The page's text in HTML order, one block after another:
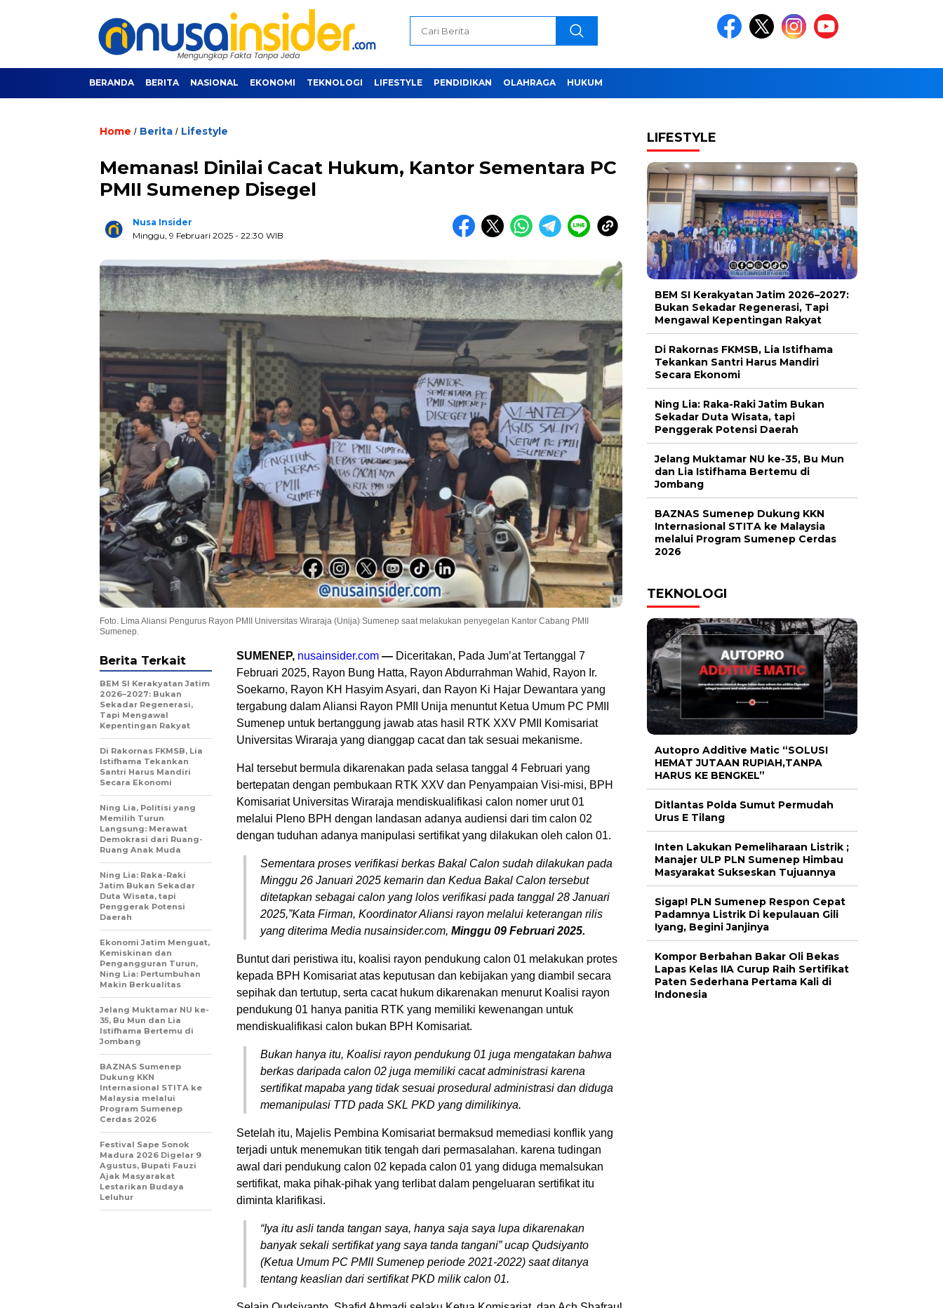
BERANDA BERITA NASIONAL EKONOMI TEKNOLOGI LIFESTYLE PENDIDIKAN OLAHRAGA HUKUM
Home / Berita / Lifestyle
Memanas! Dinilai Cacat Hukum, Kantor Sementara PC
PMII Sumenep Disegel
Nusa Insider
Minggu, 9 Februari 2025 - 22:30 WIB
Foto. Lima Aliansi Pengurus Rayon PMII Universitas Wiraraja (Unija) Sumenep saat melakukan penyegelan Kantor Cabang PMII
Sumenep.
SUMENEP, nusainsider.com — Diceritakan, Pada Jum’at Tertanggal 7
Februari 2025, Rayon Bung Hatta, Rayon Abdurrahman Wahid, Rayon Ir.
Soekarno, Rayon KH Hasyim Asyari, dan Rayon Ki Hajar Dewantara yang
tergabung dalam Aliansi Rayon PMII Unija menuntut Ketua Umum PC PMII
Sumenep untuk bertanggung jawab atas hasil RTK XXV PMII Komisariat
Universitas Wiraraja yang dianggap cacat dan tak sesuai mekanisme.
Hal tersebut bermula dikarenakan pada selasa tanggal 4 Februari yang
bertepatan dengan pembukaan RTK XXV dan Penyampaian Visi-misi, BPH
Komisariat Universitas Wiraraja mendiskualifikasi calon nomer urut 01
melalui Pleno BPH dengan landasan adanya audiensi dari tim calon 02
dengan tuduhan adanya manipulasi sertifikat yang dilakukan oleh calon 01.
Sementara proses verifikasi berkas Bakal Calon sudah dilakukan pada
Minggu 26 Januari 2025 kemarin dan Kedua Bakal Calon tersebut
ditetapkan sebagai calon yang lolos verifikasi pada tanggal 28 Januari
2025,”Kata Firman, Koordinator Aliansi rayon melalui keterangan rilis
yang diterima Media nusainsider.com, Minggu 09 Februari 2025.
Buntut dari peristiwa itu, koalisi rayon pendukung calon 01 melakukan protes
kepada BPH Komisariat atas keputusan dan kebijakan yang diambil secara
sepihak dan tertutup, serta cacat hukum dikarenakan menurut Koalisi rayon
pendukung 01 hanya panitia RTK yang memiliki kewenangan untuk
mendiskualifikasi calon bukan BPH Komisariat.
Bukan hanya itu, Koalisi rayon pendukung 01 juga mengatakan bahwa
berkas daripada calon 02 juga memiliki cacat administrasi karena
sertifikat mapaba yang tidak sesuai prosedural administrasi dan diduga
memanipulasi TTD pada SKL PKD yang dimilikinya.
Setelah itu, Majelis Pembina Komisariat bermaksud memediasi konflik yang
terjadi untuk menemukan titik tengah dari permasalahan. karena tudingan
awal dari pendukung calon 02 kepada calon 01 yang diduga memalsukan
sertifikat, maka pihak-pihak yang terlibat dalam pengeluaran sertifikat itu
diminta klarifikasi.
“Iya itu asli tanda tangan saya, hanya saja saya lupa dikarenakan
banyak sekali sertifikat yang saya tanda tangani” ucap Qudsiyanto
(Ketua Umum PC PMII Sumenep periode 2021-2022) saat ditanya
tentang keaslian dari sertifikat PKD milik calon 01.
Berita Terkait
BEM SI Kerakyatan Jatim
2026–2027: Bukan
Sekadar Regenerasi,
Tapi Mengawal
Kepentingan Rakyat
Di Rakornas FKMSB, Lia
Istifhama Tekankan
Santri Harus Mandiri
Secara Ekonomi
Ning Lia, Politisi yang
Memilih Turun
Langsung: Merawat
Demokrasi dari Ruang-
Ruang Anak Muda
Ning Lia: Raka-Raki
Jatim Bukan Sekadar
Duta Wisata, tapi
Penggerak Potensi
Daerah
Ekonomi Jatim Menguat,
Kemiskinan dan
Pengangguran Turun,
Ning Lia: Pertumbuhan
Makin Berkualitas
Jelang Muktamar NU ke-
35, Bu Mun dan Lia
Istifhama Bertemu di
Jombang
BAZNAS Sumenep
Dukung KKN
Internasional STITA ke
Malaysia melalui
Program Sumenep
Cerdas 2026
Festival Sape Sonok
Madura 2026 Digelar 9
Agustus, Bupati Fauzi
Ajak Masyarakat
Lestarikan Budaya
Leluhur
LIFESTYLE
BEM SI Kerakyatan Jatim 2026–2027:
Bukan Sekadar Regenerasi, Tapi
Mengawal Kepentingan Rakyat
Di Rakornas FKMSB, Lia Istifhama
Tekankan Santri Harus Mandiri
Secara Ekonomi
Ning Lia: Raka-Raki Jatim Bukan
Sekadar Duta Wisata, tapi
Penggerak Potensi Daerah
Jelang Muktamar NU ke-35, Bu Mun
dan Lia Istifhama Bertemu di
Jombang
BAZNAS Sumenep Dukung KKN
Internasional STITA ke Malaysia
melalui Program Sumenep Cerdas
2026
TEKNOLOGI
Autopro Additive Matic “SOLUSI
HEMAT JUTAAN RUPIAH,TANPA
HARUS KE BENGKEL”
Ditlantas Polda Sumut Permudah
Urus E Tilang
Inten Lakukan Pemeliharaan Listrik ;
Manajer ULP PLN Sumenep Himbau
Masyarakat Sukseskan Tujuannya
Sigap! PLN Sumenep Respon Cepat
Padamnya Listrik Di kepulauan Gili
Iyang, Begini Janjinya
Kompor Berbahan Bakar Oli Bekas
Lapas Kelas IIA Curup Raih Sertifikat
Paten Sederhana Pertama Kali di
Indonesia